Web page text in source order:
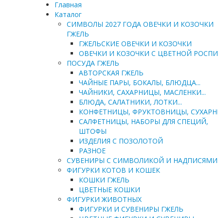
Главная
Каталог
СИМВОЛЫ 2027 ГОДА ОВЕЧКИ И КОЗОЧКИ
ГЖЕЛЬ
ГЖЕЛЬСКИЕ ОВЕЧКИ И КОЗОЧКИ
ОВЕЧКИ И КОЗОЧКИ С ЦВЕТНОЙ
ПОСУДА ГЖЕЛЬ
АВТОРСКАЯ ГЖЕЛЬ
ЧАЙНЫЕ ПАРЫ, БОКАЛЫ, БЛЮДЦА...
ЧАЙНИКИ, САХАРНИЦЫ, МАСЛЕНКИ...
БЛЮДА, САЛАТНИКИ, ЛОТКИ...
КОНФЕТНИЦЫ, ФРУКТОВНИЦЫ,
САЛФЕТНИЦЫ, НАБОРЫ ДЛЯ СПЕЦИЙ,
ШТОФЫ
ИЗДЕЛИЯ С ПОЗОЛОТОЙ
РАЗНОЕ
СУВЕНИРЫ С СИМВОЛИКОЙ И НАДПИСЯМИ
ФИГУРКИ КОТОВ И КОШЕК
КОШКИ ГЖЕЛЬ
ЦВЕТНЫЕ КОШКИ
ФИГУРКИ ЖИВОТНЫХ
ФИГУРКИ И СУВЕНИРЫ ГЖЕЛЬ